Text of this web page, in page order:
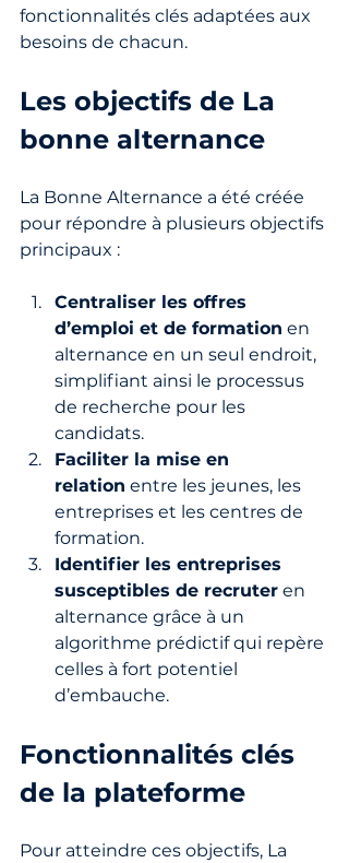
fonctionnalités clés adaptées aux
besoins de chacun.
Les objectifs de La
bonne alternance
La Bonne Alternance a été créée
pour répondre à plusieurs objectifs
principaux :
Centraliser les offres
d’emploi et de formation en
alternance en un seul endroit,
simplifiant ainsi le processus
de recherche pour les
candidats.
Faciliter la mise en
relation entre les jeunes, les
entreprises et les centres de
formation.
Identifier les entreprises
susceptibles de recruter en
alternance grâce à un
algorithme prédictif qui repère
celles à fort potentiel
d’embauche.
Fonctionnalités clés
de la plateforme
Pour atteindre ces objectifs, La